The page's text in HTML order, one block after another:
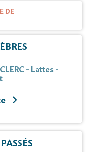
DE
- Lattes -